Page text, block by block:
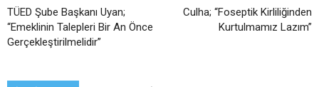
TÜED Şube Başkanı Uyan;
“Emeklinin Talepleri Bir An Önce
Gerçekleştirilmelidir”
Culha; “Foseptik Kirliliğinden
Kurtulmamız Lazım”